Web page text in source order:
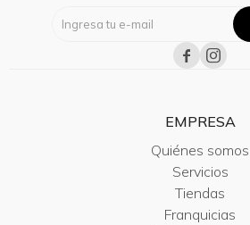
 
EMPRESA
Quiénes somos
Servicios
Tiendas
Franquicias